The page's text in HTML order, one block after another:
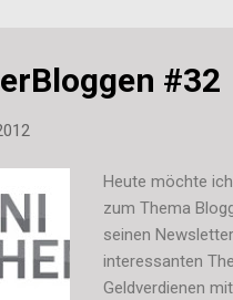
#32
Heute möchte
zum Thema
seinen
interessanten
Geldverdienen